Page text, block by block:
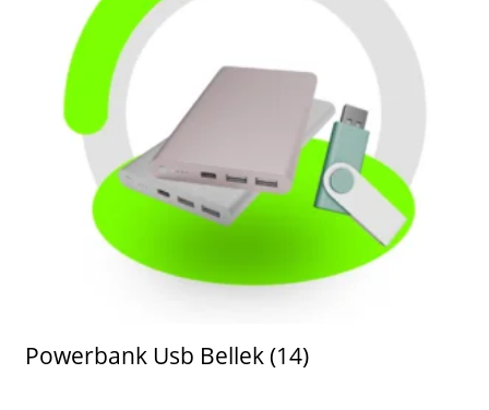
Powerbank Usb Bellek(14)